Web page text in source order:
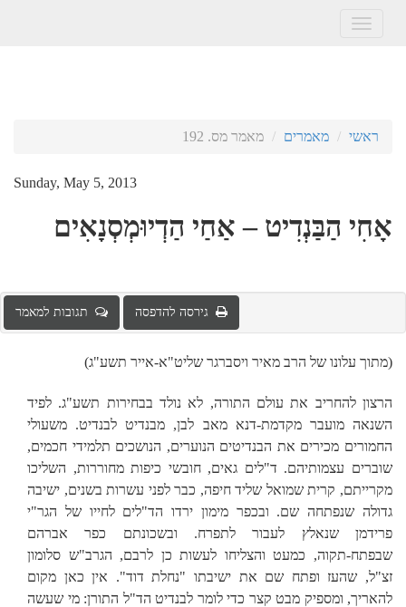
Toggle
ראשי מאמרים מאמר מס. 192
Sunday, May 5, 2013
אָחִי הַבַּנְדִיט – אַחַי הַדְיוּמְסְנָאִים
גירסה להדפסה תגובות למאמר
(מתוך עלונו של הרב מאיר ויסברגר שליט"א-אייר תשע"ג)
הרצון להחריב את עולם התורה, לא נולד בבחירות תשע"ג. לפיד
השנאה מועבר מקדמת-דנא מאב לבן, מבנדיט לבנדיט. משעולי
החמורים מכירים את הבנדיטים הנוערים, הנושכים תלמידי חכמים,
שוברים עצמותיהם. ד"לים גאים, חובשי כיפות מחוררות, השליכו
מקרייתם, קרית שמואל שליד חיפה, כבר לפני עשרות בשנים, ישיבה
גדולה שנפתחה שם. ובכפר מימון ירדו הד"לים לחייו של הגר"י
פרידמן שנאלץ לעבור לתפרח. ובשכונתם כפר אברהם
שבפתח-תקוה, כמעט והצליחו לעשות כן לרבם, הגרב"ש סלומון
זצ"ל, שהעז ופתח שם את ישיבתו "נחלת דוד". אין כאן מקום
להאריך, ומספיק מבט קצר כדי לומר לבנדיט הד"ל התורן: מי שעשה